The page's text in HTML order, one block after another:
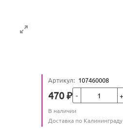
Артикул: 107460008
Цена
470 ₽
Количество
В наличии
Условия доставки
Доставка по Калининграду